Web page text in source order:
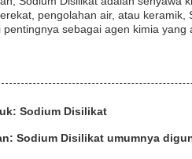
pengolahan air, atau
pentingnya sebagai agen kimia
Sodium Disilikat
Sodium Disilikat umumnya